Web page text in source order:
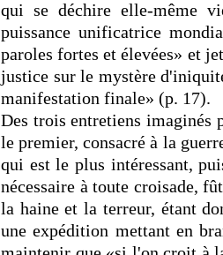
qui se déchire elle-même
puissance unificatrice
paroles fortes et élevées» et
justice sur le mystère
manifestation finale» (p. 17).
Des trois entretiens imaginés
le premier, consacré à la
qui est le plus intéressant,
nécessaire à toute croisade,
la haine et la terreur, étant
une expédition mettant en